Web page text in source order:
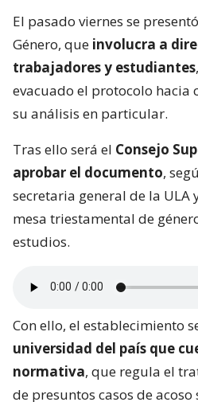
El pasado viernes se
Género, que involucra a
trabajadores y estudiantes
evacuado el protocolo hacia
su análisis en particular.
Tras ello será el Consejo
aprobar el documento,
secretaria general de la ULA
mesa triestamental de
estudios.
Con ello, el establecimiento
universidad del país que
normativa, que regula el
de presuntos casos de